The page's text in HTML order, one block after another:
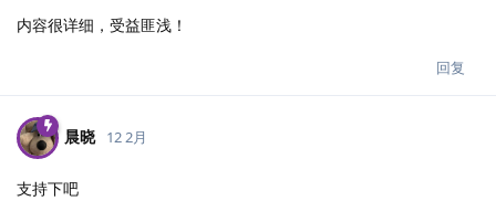
内容很详细，受益匪浅！
回复
晨晓 12 2月
支持下吧